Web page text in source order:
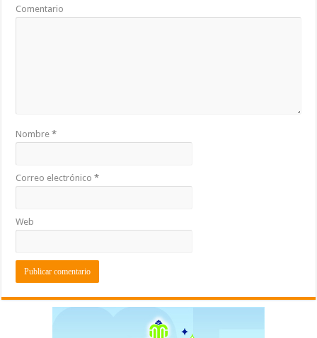
k
Comentario
Nombre*
Correo electrónico*
Web